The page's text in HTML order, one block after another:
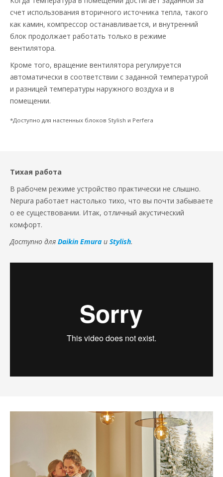
счет использования вторичного источника тепла, такого
как камин, компрессор останавливается, и внутренний
блок продолжает работать только в режиме
вентилятора.
Кроме того, вращение вентилятора регулируется
автоматически в соответствии с заданной температурой
и разницей температуры наружного воздуха и в
помещении.
*Доступно для настенных блоков Stylish и Perfera
Тихая работа
В рабочем режиме устройство практически не слышно.
Nepura работает настолько тихо, что вы почти забываете
о ее существовании. Итак, отличный акустический
комфорт.
Доступно для Daikin Emura и Stylish.